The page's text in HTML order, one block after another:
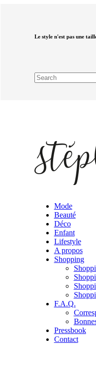
Le style n'est pas une
Mode
Beauté
Déco
Enfant
Lifestyle
A propos
Shopping
F.A.Q.
Pressbook
Contact